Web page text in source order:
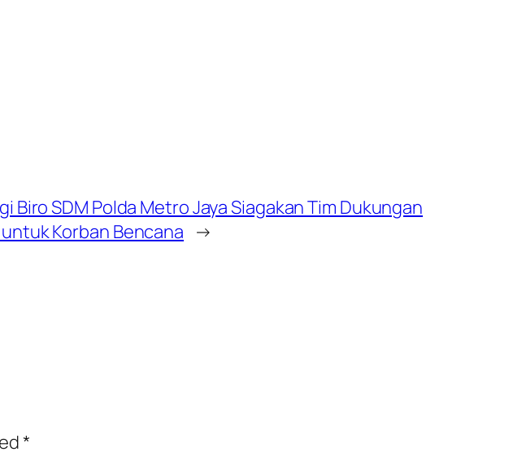
Biro SDM Polda Metro Jaya Siagakan Tim Dukungan
Korban Bencana →
*